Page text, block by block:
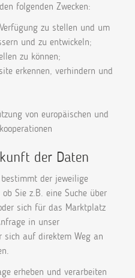
folgenden Zwecken:
zu stellen und um
und zu entwickeln;
zu können;
erkennen, verhindern und
von europäischen und
der Daten
der jeweilige
Sie z.B. eine Suche über
sich für das Marktplatz
in unser
sich auf direktem Weg an
erheben und verarbeiten